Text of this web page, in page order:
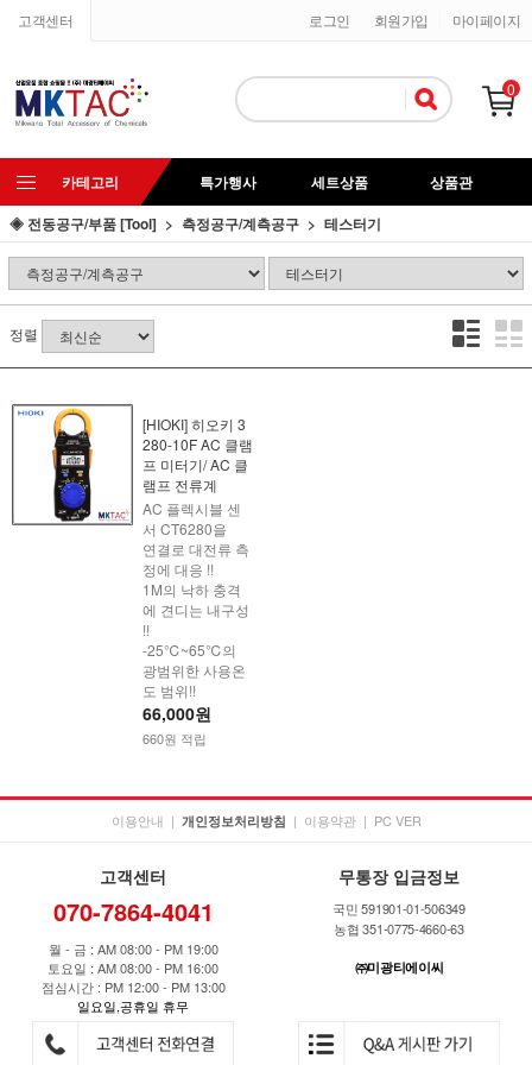
고객센터 마이페이지
회원가입
로그인
0
카테고리 특가행사 세트상품
상품관
◈ 전동공구/부품 [Tool]
측정공구/계측공구 테스터기
정렬
[HIOKI] 히오키 3
280-10F AC 클램
프 미터기/ AC 클
램프 전류계
AC 플렉시블 센
서 CT6280을
연결로 대전류 측
정에 대응 !!
1M의 낙하 충격
에 견디는 내구성
!!
-25℃~65℃의
광범위한 사용온
도 범위!!
66,000원
660원 적립
이용안내 | 개인정보처리방침 | 이용약관 | PC VER
고객센터
070-7864-4041
월 - 금 : AM 08:00 - PM 19:00
토요일 : AM 08:00 - PM 16:00
점심시간 : PM 12:00 - PM 13:00
일요일,공휴일 휴무
무통장 입금정보
국민 591901-01-506349
농협 351-0775-4660-63
㈜미광티에이씨